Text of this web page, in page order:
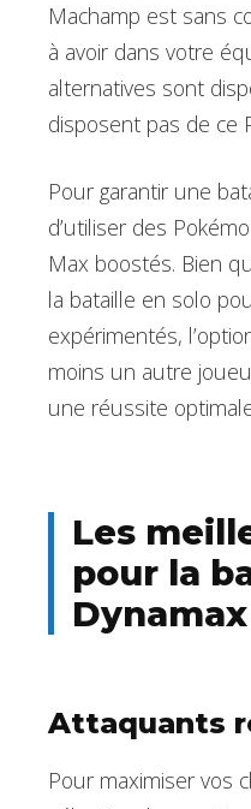
Machamp est sans
à avoir dans votre
alternatives sont
disposent pas de ce
Pour garantir une
d’utiliser des
Max boostés. Bien
la bataille en solo
expérimentés,
moins un autre
une réussite
Les
pour la
Attaquants
Pour maximiser vos